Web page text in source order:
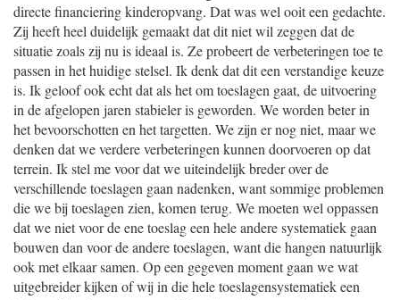
directe financiering kinderopvang. Dat was wel ooit een gedachte.
Zij heeft heel duidelijk gemaakt dat dit niet wil zeggen dat de
situatie zoals zij nu is ideaal is. Ze probeert de verbeteringen toe te
passen in het huidige stelsel. Ik denk dat dit een verstandige keuze
is. Ik geloof ook echt dat als het om toeslagen gaat, de uitvoering
in de afgelopen jaren stabieler is geworden. We worden beter in
het bevoorschotten en het targetten. We zijn er nog niet, maar we
denken dat we verdere verbeteringen kunnen doorvoeren op dat
terrein. Ik stel me voor dat we uiteindelijk breder over de
verschillende toeslagen gaan nadenken, want sommige problemen
die we bij toeslagen zien, komen terug. We moeten wel oppassen
dat we niet voor de ene toeslag een hele andere systematiek gaan
bouwen dan voor de andere toeslagen, want die hangen natuurlijk
ook met elkaar samen. Op een gegeven moment gaan we wat
uitgebreider kijken of wij in die hele toeslagensystematiek een